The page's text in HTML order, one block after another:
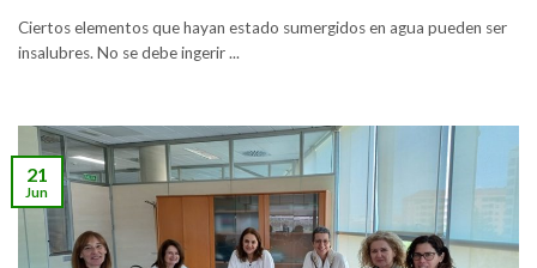
Ciertos elementos que hayan estado sumergidos en agua pueden ser
insalubres. No se debe ingerir ...
21
Jun